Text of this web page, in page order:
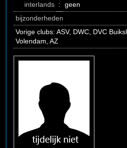
interlands :
geen
bijzonderheden
Vorige clubs: ASV, DWC, DVC
Volendam, AZ